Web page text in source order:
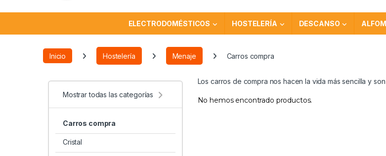
ELECTRODOMÉSTICOS HOSTELERÍA DESCANSO
Inicio Hostelería Menaje Carros compra
Mostrar todas las categorías
Carros compra
Cristal
Los carros de compra nos hacen la vida más sencilla y
No hemos encontrado productos.